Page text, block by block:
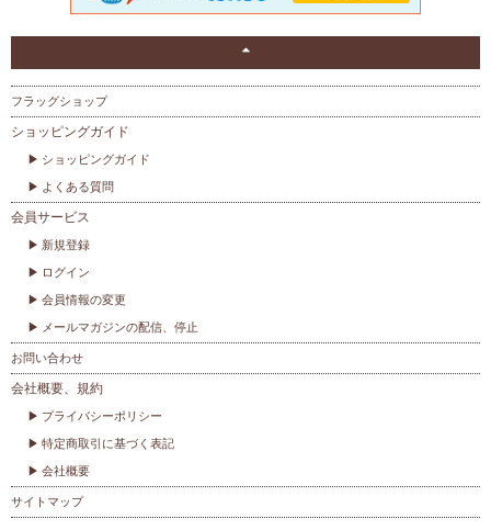
フラッグショップ
ショッピングガイド
ショッピングガイド
よくある質問
会員サービス
新規登録
ログイン
会員情報の変更
メールマガジンの配信、停止
お問い合わせ
会社概要、規約
プライバシーポリシー
特定商取引に基づく表記
会社概要
サイトマップ